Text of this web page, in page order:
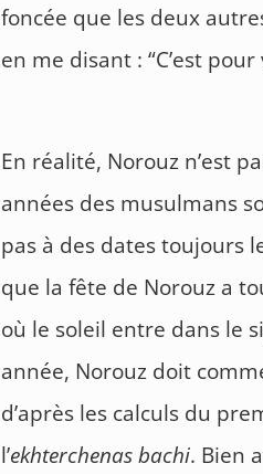
foncée que les deux
en me disant : “C’est
En réalité, Norouz n’est
années des musulmans
pas à des dates toujours
que la fête de Norouz a
où le soleil entre dans le
année, Norouz doit
d’après les calculs du
l’ekhterchenas bachi. Bien